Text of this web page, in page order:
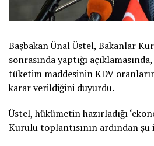
Başbakan Ünal Üstel, Bakanlar
sonrasında yaptığı
tüketim maddesinin KDV
karar verildiğini duyurdu.
Üstel, hükümetin hazırladığı
Kurulu toplantısının ardından şu